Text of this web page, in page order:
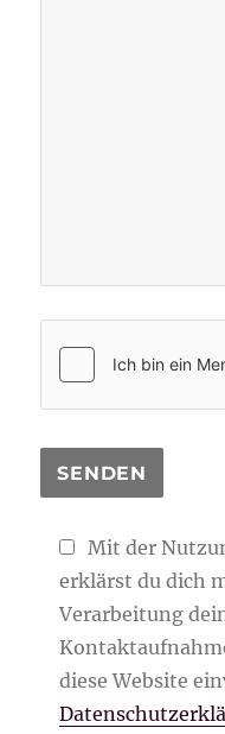
Mit der
erklärst du dich
Verarbeitung
diese Website